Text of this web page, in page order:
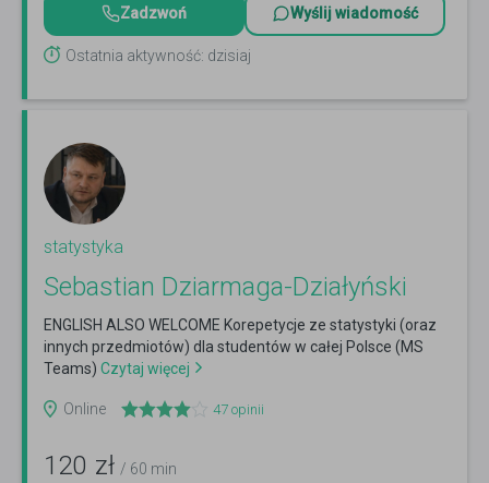
Zadzwoń Wyślij wiadomość
Ostatnia aktywność: dzisiaj
statystyka
Sebastian Dziarmaga-Działyński
ENGLISH ALSO WELCOME Korepetycje ze statystyki (oraz
innych przedmiotów) dla studentów w całej Polsce (MS
Teams) Czytaj więcej
Online 47 opinii
120 zł / 60 min